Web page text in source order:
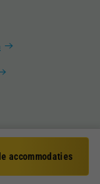
accommodaties